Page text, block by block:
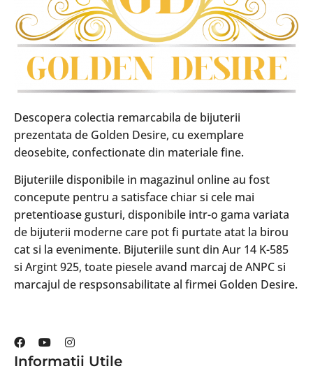
Descopera colectia remarcabila de bijuterii
prezentata de Golden Desire, cu exemplare
deosebite, confectionate din materiale fine.
Bijuteriile disponibile in magazinul online au fost
concepute pentru a satisface chiar si cele mai
pretentioase gusturi, disponibile intr-o gama variata
de bijuterii moderne care pot fi purtate atat la birou
cat si la evenimente. Bijuteriile sunt din Aur 14 K-585
si Argint 925, toate piesele avand marcaj de ANPC si
marcajul de respsonsabilitate al firmei Golden Desire.
Informatii Utile